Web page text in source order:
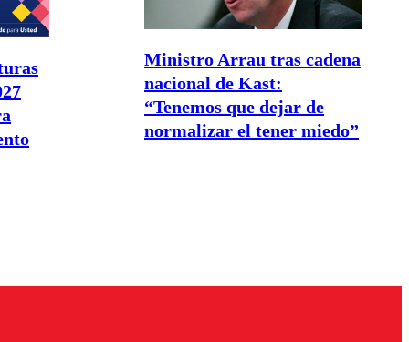
Ministro Arrau tras cadena
nacional de Kast:
“Tenemos que dejar de
normalizar el tener miedo”